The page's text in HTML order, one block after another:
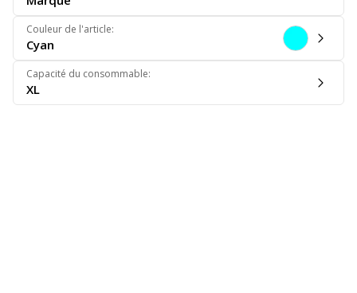
Couleur de l'article:
Cyan
Capacité du consommable:
XL